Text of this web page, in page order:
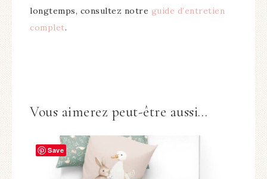
longtemps, consultez notre guide d’entretien
complet.
Vous aimerez peut-être aussi…
Save